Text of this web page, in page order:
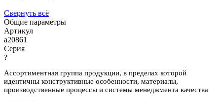
Свернуть всё
Общие параметры
Артикул
a20861
Серия
?
Ассортиментная группа продукции, в пределах которой
идентичны конструктивные особенности, материалы,
производственные процессы и системы менеджмента качества